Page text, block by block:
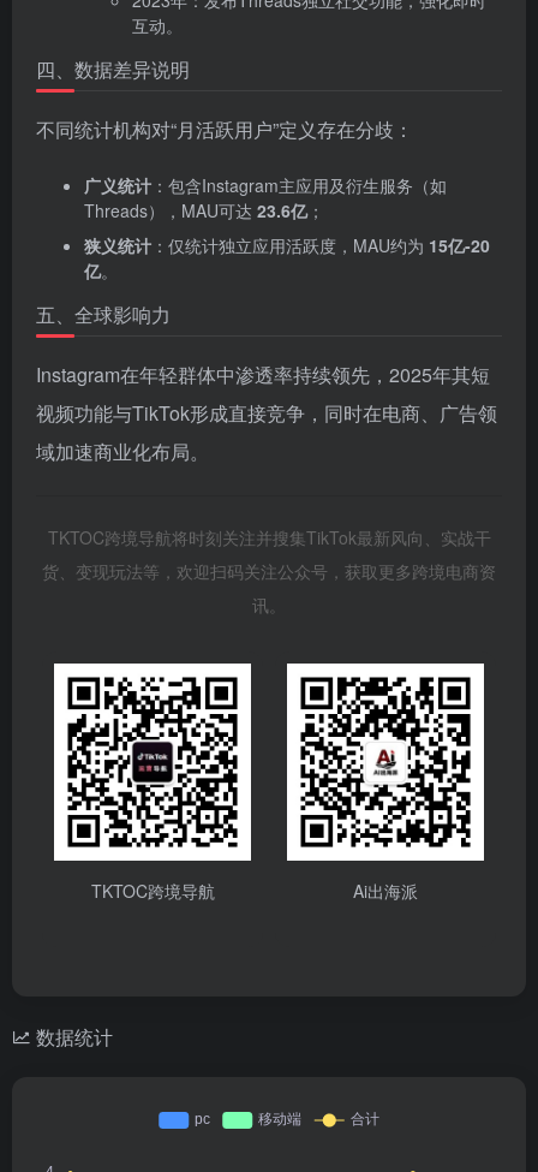
互动。
四、数据差异说明
不同统计机构对“月活跃用户”定义存在分歧：
广义统计 ‌：包含Instagram主应用及衍生服务（如
Threads），MAU可达 ‌ 23.6亿‌；
狭义统计 ‌：仅统计独立应用活跃度，MAU约为 ‌ 15亿-20
亿‌。
五、全球影响力
Instagram在年轻群体中渗透率持续领先，2025年其短
视频功能与TikTok形成直接竞争，同时在电商、广告领
域加速商业化布局。
TKTOC跨境导航将时刻关注并搜集TikTok最新风向、实战干
货、变现玩法等，欢迎扫码关注公众号，获取更多跨境电商资
讯。
TKTOC跨境导航 Ai出海派
数据统计